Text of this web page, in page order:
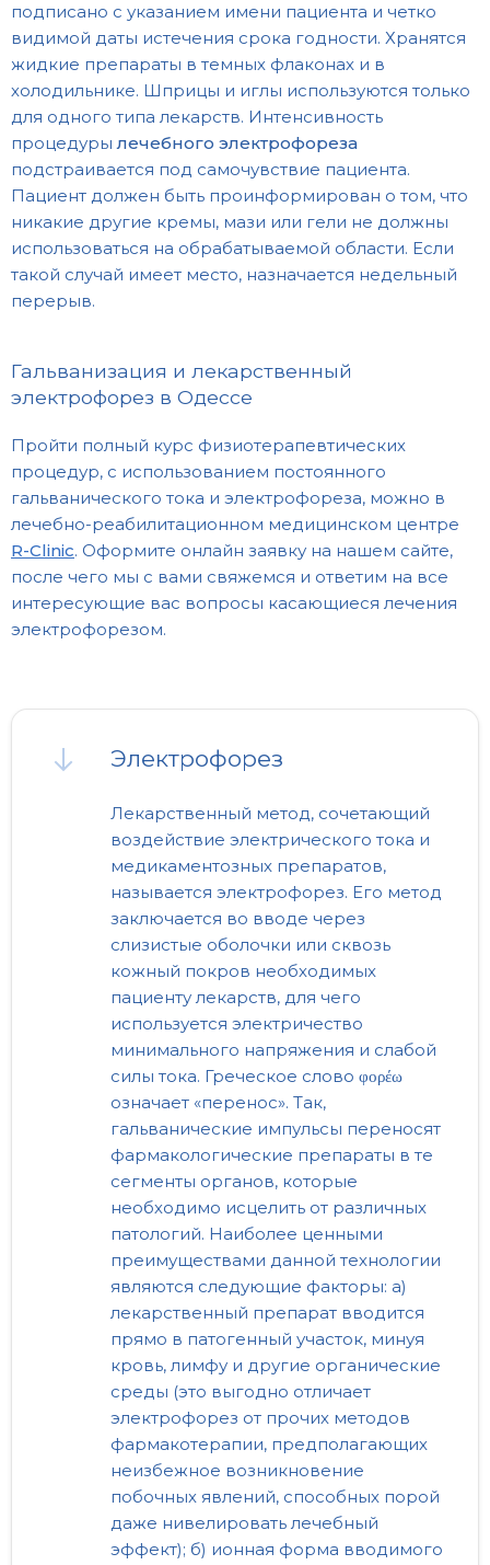
подписано с указанием имени пациента и четко
видимой даты истечения срока годности. Хранятся
жидкие препараты в темных флаконах и в
холодильнике. Шприцы и иглы используются только
для одного типа лекарств. Интенсивность
процедурылечебного электрофореза
подстраивается под самочувствие пациента.
Пациент должен быть проинформирован о том, что
никакие другие кремы, мази или гели не должны
использоваться на обрабатываемой области. Если
такой случай имеет место, назначается недельный
перерыв.
Гальванизация и лекарственный
электрофорез в Одессе
Пройти полный курс физиотерапевтических
процедур, с использованием постоянного
гальванического тока и электрофореза, можно в
лечебно-реабилитационном медицинском центре
R-Clinic. Оформите онлайн заявку на нашем сайте,
после чего мы с вами свяжемся и ответим на все
интересующие вас вопросы касающиеся лечения
электрофорезом.
Электрофорез
Лекарственный метод, сочетающий
воздействие электрического тока и
медикаментозных препаратов,
называется электрофорез. Его метод
заключается во вводе через
слизистые оболочки или сквозь
кожный покров необходимых
пациенту лекарств, для чего
используется электричество
минимального напряжения и слабой
силы тока. Греческое слово φορέω
означает «перенос». Так,
гальванические импульсы переносят
фармакологические препараты в те
сегменты органов, которые
необходимо исцелить от различных
патологий. Наиболее ценными
преимуществами данной технологии
являются следующие факторы: а)
лекарственный препарат вводится
прямо в патогенный участок, минуя
кровь, лимфу и другие органические
среды (это выгодно отличает
электрофорез от прочих методов
фармакотерапии, предполагающих
неизбежное возникновение
побочных явлений, способных порой
даже нивелировать лечебный
эффект); б) ионная форма вводимого